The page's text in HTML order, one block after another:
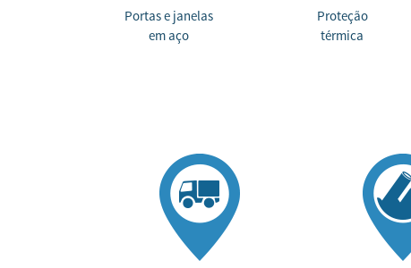
Portas e janelas
em aço
Proteção
térmica